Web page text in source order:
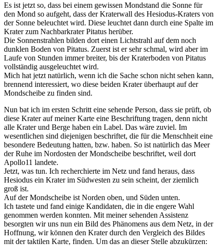
Es ist jetzt so, dass bei einem gewissen Mondstand die Sonne für
den Mond so aufgeht, dass der Kraterwall des Hesiodus-Kraters von
der Sonne beleuchtet wird. Diese leuchtet dann durch eine Spalte im
Krater zum Nachbarkrater Pitatus herüber.
Die Sonnenstrahlen bilden dort einen Lichtstrahl auf dem noch
dunklen Boden von Pitatus. Zuerst ist er sehr schmal, wird aber im
Laufe von Stunden immer breiter, bis der Kraterboden von Pitatus
vollständig ausgeleuchtet wird.
Mich hat jetzt natürlich, wenn ich die Sache schon nicht sehen kann,
brennend interessiert, wo diese beiden Krater überhaupt auf der
Mondscheibe zu finden sind.
Nun bat ich im ersten Schritt eine sehende Person, dass sie prüft, ob
diese Krater auf meiner Karte eine Beschriftung tragen, denn nicht
alle Krater und Berge haben ein Label. Das wäre zuviel. Im
wesentlichen sind diejenigen beschriftet, die für die Menschheit eine
besondere Bedeutung hatten, bzw. haben. So ist natürlich das Meer
der Ruhe im Nordosten der Mondscheibe beschriftet, weil dort
Apollo11 landete.
Jetzt, was tun. Ich recherchierte im Netz und fand heraus, dass
Hesiodus ein Krater im Südwesten zu sein scheint, der ziemlich
groß ist.
Auf der Mondscheibe ist Norden oben, und Süden unten.
Ich tastete und fand einige Kandidaten, die in die engere Wahl
genommen werden konnten. Mit meiner sehenden Assistenz
besorgten wir uns nun ein Bild des Phänomens aus dem Netz, in der
Hoffnung, wir können den Krater durch den Vergleich des Bildes
mit der taktilen Karte, finden. Um das an dieser Stelle abzukürzen: